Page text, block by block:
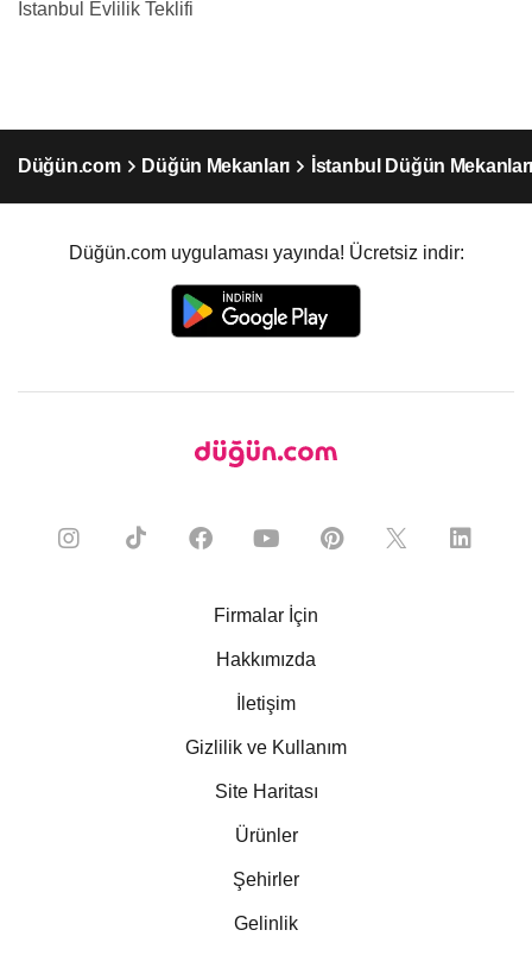
İstanbul Evlilik Teklifi
Düğün.com Düğün Mekanları İstanbul Düğün
Düğün.com uygulaması yayında! Ücretsiz indir:
Firmalar İçin
Hakkımızda
İletişim
Gizlilik ve Kullanım
Site Haritası
Ürünler
Şehirler
Gelinlik